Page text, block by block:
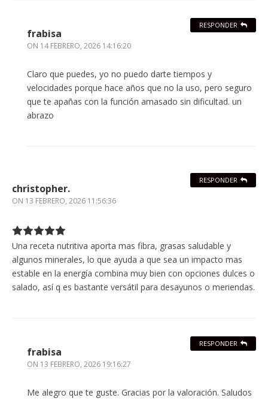
frabisa
ON 14 FEBRERO, 2026 14:16:20
Claro que puedes, yo no puedo darte tiempos y
velocidades porque hace años que no la uso, pero seguro
que te apañas con la función amasado sin dificultad. un
abrazo
RESPONDER
christopher.
ON 13 FEBRERO, 2026 11:56:36
Una receta nutritiva aporta mas fibra, grasas saludable y
algunos minerales, lo que ayuda a que sea un impacto mas
estable en la energía combina muy bien con opciones dulces o
salado, así q es bastante versátil para desayunos o meriendas.
RESPONDER
frabisa
ON 13 FEBRERO, 2026 19:16:27
Me alegro que te guste. Gracias por la valoración. Saludos
RESPONDER